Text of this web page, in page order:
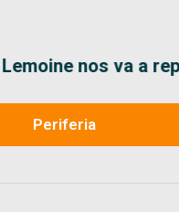
Lemoine nos va a
Periferia